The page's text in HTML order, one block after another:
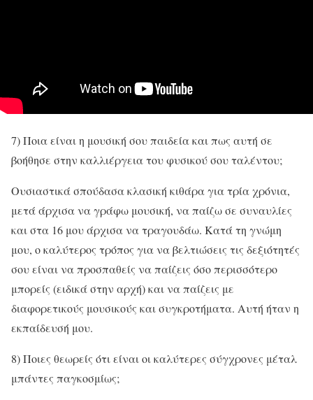
7) Ποια είναι η μουσική σου παιδεία και πως αυτή σε
βοήθησε στην καλλιέργεια του φυσικού σου ταλέντου;
Ουσιαστικά σπούδασα κλασική κιθάρα για τρία χρόνια,
μετά άρχισα να γράφω μουσική, να παίζω σε συναυλίες
και στα 16 μου άρχισα να τραγουδάω. Κατά τη γνώμη
μου, ο καλύτερος τρόπος για να βελτιώσεις τις δεξιότητές
σου είναι να προσπαθείς να παίζεις όσο περισσότερο
μπορείς (ειδικά στην αρχή) και να παίζεις με
διαφορετικούς μουσικούς και συγκροτήματα. Αυτή ήταν η
εκπαίδευσή μου.
8) Ποιες θεωρείς ότι είναι οι καλύτερες σύγχρονες μέταλ
μπάντες παγκοσμίως;